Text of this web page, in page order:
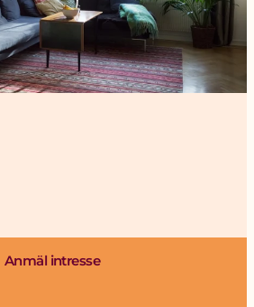
Anmäl intresse